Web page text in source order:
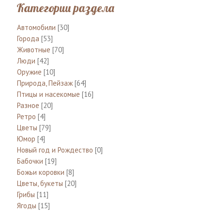
Категории раздела
Автомобили [30]
Города [53]
Животные [70]
Люди [42]
Оружие [10]
Природа, Пейзаж [64]
Птицы и насекомые [16]
Разное [20]
Ретро [4]
Цветы [79]
Юмор [4]
Новый год и Рождество [0]
Бабочки [19]
Божьи коровки [8]
Цветы, букеты [20]
Грибы [11]
Ягоды [15]